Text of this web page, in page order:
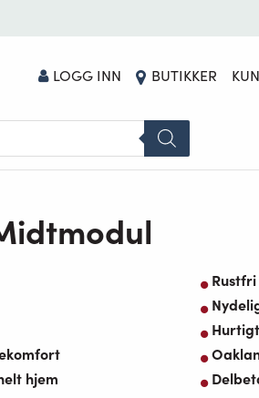
LOGG INN BUTIKKER
hjem
DETTE PRODUKTET